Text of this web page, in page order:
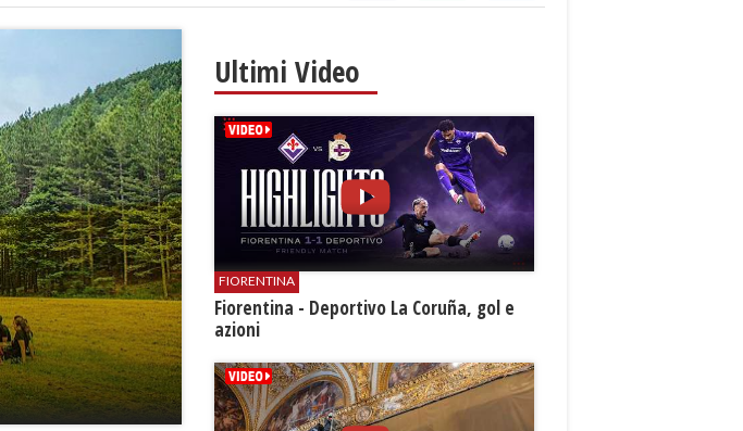
Ultimi Video
FIORENTINA
Fiorentina - Deportivo La Coruña, gol e
azioni